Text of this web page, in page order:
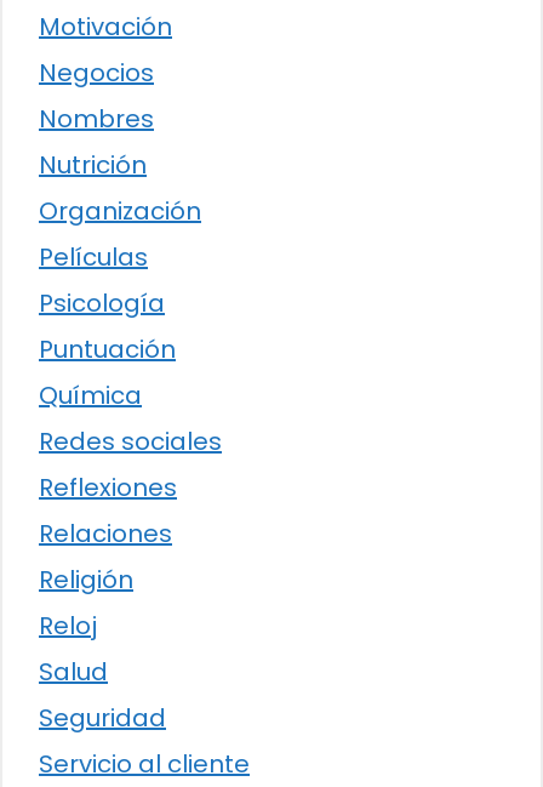
Motivación
Negocios
Nombres
Nutrición
Organización
Películas
Psicología
Puntuación
Química
Redes sociales
Reflexiones
Relaciones
Religión
Reloj
Salud
Seguridad
Servicio al cliente